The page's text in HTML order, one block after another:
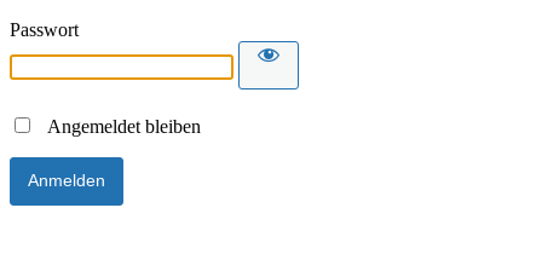
Passwort
Angemeldet bleiben